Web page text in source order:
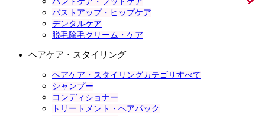
バストアップ・ヒップケア
デンタルケア
脱毛除毛クリーム・ケア
ヘアケア・スタイリング
ヘアケア・スタイリングカテゴリすべて
シャンプー
コンディショナー
トリートメント・ヘアパック